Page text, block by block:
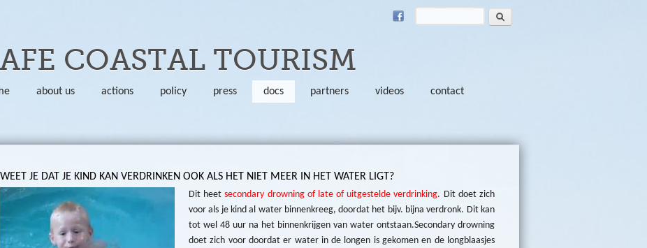
COASTAL TOURISM
about us actions policy press docs partners videos contact
SEARCH FORM
WEET JE DAT JE KIND KAN VERDRINKEN OOK ALS HET NIET MEER IN HET WATER LIGT?
Dit heetsecondary drowning of late of uitgestelde verdrinking. Dit doet zich
voor als je kind al water binnenkreeg, doordat het bijv. bijna verdronk. Dit kan
tot wel 48 uur na het binnenkrijgen van water ontstaan.Secondary drowning
doet zich voor doordat er water in de longen is gekomen en de longblaasjes